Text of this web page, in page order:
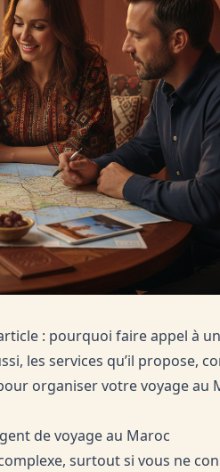
: pourquoi faire appel à
les services qu’il propose,
organiser votre voyage au
de voyage au Maroc
surtout si vous ne